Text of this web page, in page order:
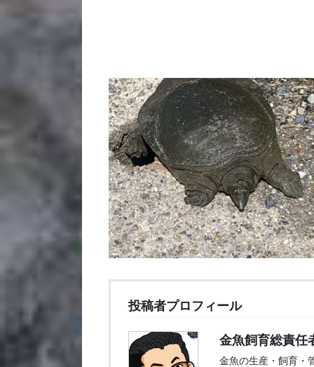
投稿者プロフィール
金魚飼育総責任
金魚の生産・飼育・